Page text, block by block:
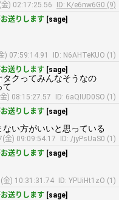
) 02:17:25.56
ID: K/e6nw6G0 (9)
送りします [sage]
) 07:59:14.91
ID: N6AHTeKUO (1)
送りします [sage]
クってみんなそうなの
て
) 08:15:27.57
ID: 6aQIUD0SO (1)
送りします [sage]
い方がいいと思っている
金) 09:09:54.17
ID: /jyPsUaS0 (1)
送りします [sage]
) 10:31:31.74
ID: YPUiHt1zO (1)
送りします [sage]